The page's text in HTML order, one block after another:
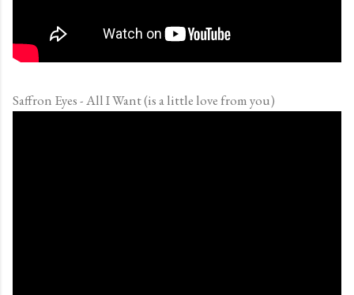
Saffron Eyes - All I Want (is a little love from you)